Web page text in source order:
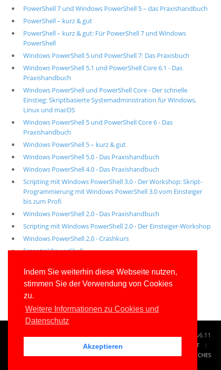
Indem Sie weiterhin diese Webseite nutzen,
stimmen Sie der Verwendung von Cookies
zu.
Weitere Informationen zu Cookies und
Datenschutz
Akzeptieren
PowerShell 7 und Windows PowerShell 5 – das Praxishandbuch
PowerShell – kurz & gut
PowerShell – kurz & gut: Für PowerShell 7 und Windows
PowerShell
Windows PowerShell 5 und PowerShell 7: Das Praxisbuch
Windows PowerShell 5.1 und PowerShell Core 6.1 - Das
Praxishandbuch
Windows PowerShell und PowerShell Core - Der schnelle
Einstieg: Skriptbasierte Systemadministration für Windows,
Linux und macOS
Windows PowerShell 5 und PowerShell Core 6 - Das
Praxishandbuch
Windows PowerShell 5 – kurz & gut
Windows PowerShell 5.0 - Das Praxishandbuch
Windows PowerShell 4.0 - Das Praxishandbuch
Scripting mit Windows PowerShell 3.0 - Der Workshop: Skript-
Programmierung mit Windows PowerShell 3.0 vom Einsteiger
bis zum Profi
Windows PowerShell 2.0 - Das Praxishandbuch
Scripting mit Windows PowerShell 2.0 - Der Einsteiger-Workshop
Windows PowerShell 2.0 - Crashkurs
Essential PowerShell
Alle unsere aktuellen Fachbücher
E-Book-Abo für ab 99 Euro im Jahr
© 1996-2026www.IT-Visions.at-Dr. Holger Schwichtenberg v6.11
TAG CLOUD
KONTAKT
IMPRESSUM
RECHTLICHES